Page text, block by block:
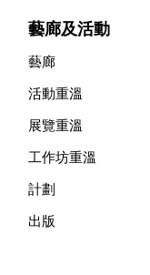
藝廊及活動
藝廊
活動重溫
展覽重溫
工作坊重溫
計劃
出版